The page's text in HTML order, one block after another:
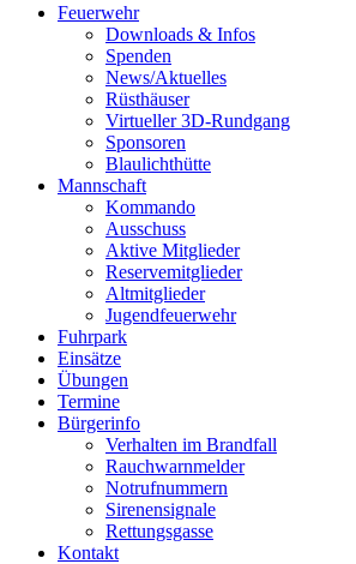
Feuerwehr
Downloads & Infos
Spenden
News/Aktuelles
Rüsthäuser
Virtueller 3D-Rundgang
Sponsoren
Blaulichthütte
Mannschaft
Kommando
Ausschuss
Aktive Mitglieder
Reservemitglieder
Altmitglieder
Jugendfeuerwehr
Fuhrpark
Einsätze
Übungen
Termine
Bürgerinfo
Verhalten im Brandfall
Rauchwarnmelder
Notrufnummern
Sirenensignale
Rettungsgasse
Kontakt